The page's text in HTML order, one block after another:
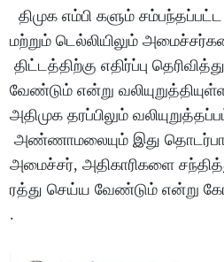
திமுக எம்பி களும்
மற்றும் டெல்லியிலும்
திட்டத்திற்கு எதிர்ப்பு
வேண்டும் என்று
அதிமுக தரப்பிலும்
அண்ணாமலையும் இது
அமைச்சர், அதிகாரிகளை
ரத்து செய்ய வேண்டும் என்று
.